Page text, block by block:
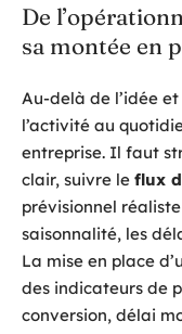
De
sa montée en
Au-delà de l’idée
l’activité au
entreprise. Il faut
clair, suivre le flux
prévisionnel
saisonnalité, les
La mise en place
des indicateurs de
conversion, délai